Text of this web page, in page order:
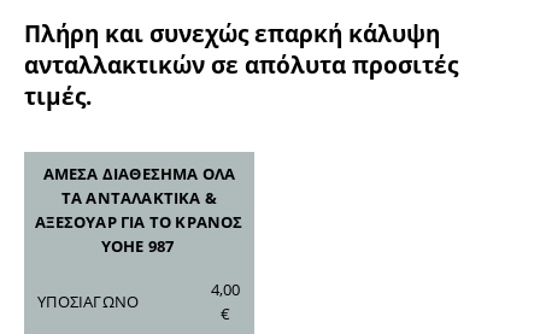
Πλήρη και συνεχώς επαρκή κάλυψη
ανταλλακτικών σε απόλυτα προσιτές
τιμές.
ΑΜΕΣΑ ΔΙΑΘΕΣΗΜΑ ΟΛΑ
ΤΑ ΑΝΤΑΛΑΚΤΙΚΑ &
ΑΞΕΣΟΥΑΡ ΓΙΑ ΤΟ ΚΡΑΝΟΣ
YOHE 987
ΥΠΟΣΙΑΓΩΝΟ
4,00
€